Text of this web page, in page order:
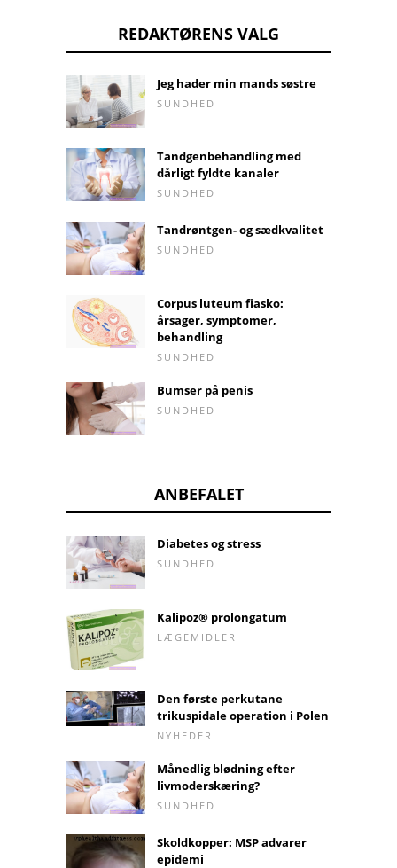
REDAKTØRENS VALG
Jeg hader min mands søstre
SUNDHED
Tandgenbehandling med
dårligt fyldte kanaler
SUNDHED
Tandrøntgen- og sædkvalitet
SUNDHED
Corpus luteum fiasko:
årsager, symptomer,
behandling
SUNDHED
Bumser på penis
SUNDHED
ANBEFALET
Diabetes og stress
SUNDHED
Kalipoz® prolongatum
LÆGEMIDLER
Den første perkutane
trikuspidale operation i Polen
NYHEDER
Månedlig blødning efter
livmoderskæring?
SUNDHED
Skoldkopper: MSP advarer
epidemi